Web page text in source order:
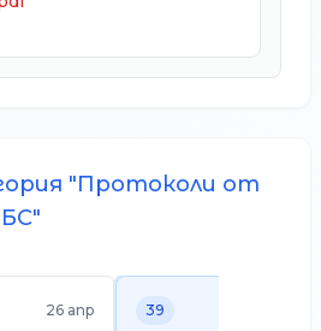
"Протоколи от
"
26 апр 39